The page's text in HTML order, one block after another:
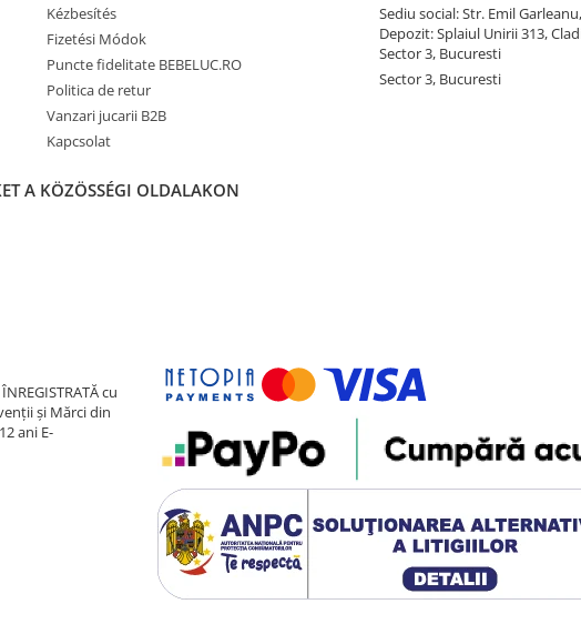
Kézbesítés
Fizetési Módok
Puncte fidelitate BEBELUC.RO
Politica de retur
Vanzari jucarii B2B
Kapcsolat
Sediu social: Str. Emil
Depozit: Splaiul Unirii 313,
Sector 3, Bucuresti
Sector 3, Bucuresti
A KÖZÖSSÉGI OLDALAKON
cu
și Mărci din
ani E-